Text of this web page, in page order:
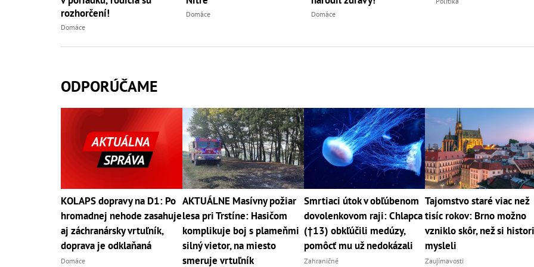
rozhorčení!
Domáce
Domáce Domáce
ODPORÚČAME
KOLAPS dopravy na D1: Po
hromadnej nehode zasahuje
aj záchranársky vrtuľník,
doprava je odklaňaná
Domáce
AKTUÁLNE Masívny požiar
lesa pri Trstíne: Hasičom
komplikuje boj s plameňmi
silný vietor, na miesto
smeruje vrtuľník
Smrtiaci útok v obľúbenom
dovolenkovom raji: Chlapca
(†13) obkľúčili medúzy,
pomôcť mu už nedokázali
Zahraničné
Tajomstvo staré viac než
tisíc rokov: Brno možno
vzniklo skôr, než si
mysleli
Zaujímavosti